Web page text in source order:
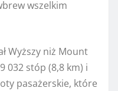
wszelkim
Wyższy niż Mount
032 stóp (8,8 km) i
pasażerskie, które